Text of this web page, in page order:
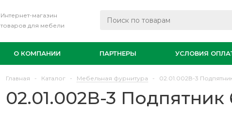
Интернет-магазин
товаров для мебели
О КОМПАНИИ ПАРТНЕРЫ УСЛОВИЯ
Главная - Каталог - Мебельная фурнитура - 02.01.002В-3
02.01.002В-3